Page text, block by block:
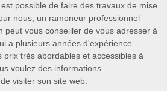
possible de faire des travaux de mise
nous, un ramoneur professionnel
peut vous conseiller de vous adresser à
a plusieurs années d'expérience.
prix très abordables et accessibles à
voulez des informations
visiter son site web.